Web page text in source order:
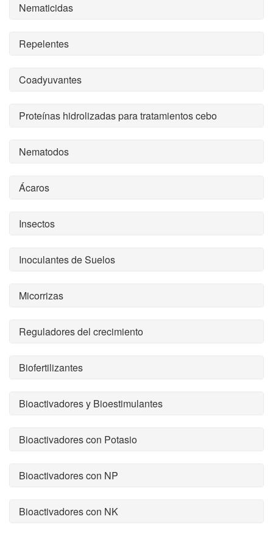
Nematicidas
Repelentes
Coadyuvantes
Proteínas hidrolizadas para tratamientos cebo
Nematodos
Ácaros
Insectos
Inoculantes de Suelos
Micorrizas
Reguladores del crecimiento
Biofertilizantes
Bioactivadores y Bioestimulantes
Bioactivadores con Potasio
Bioactivadores con NP
Bioactivadores con NK